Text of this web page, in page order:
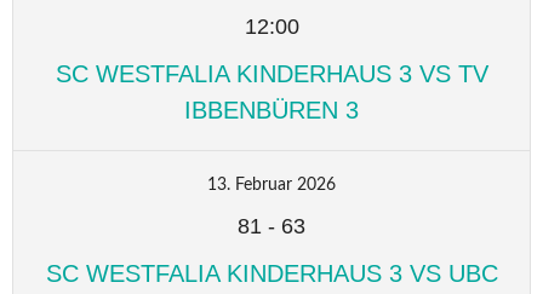
12:00
SC WESTFALIA KINDERHAUS 3 VS TV
IBBENBÜREN 3
13. Februar 2026
81 - 63
SC WESTFALIA KINDERHAUS 3 VS UBC